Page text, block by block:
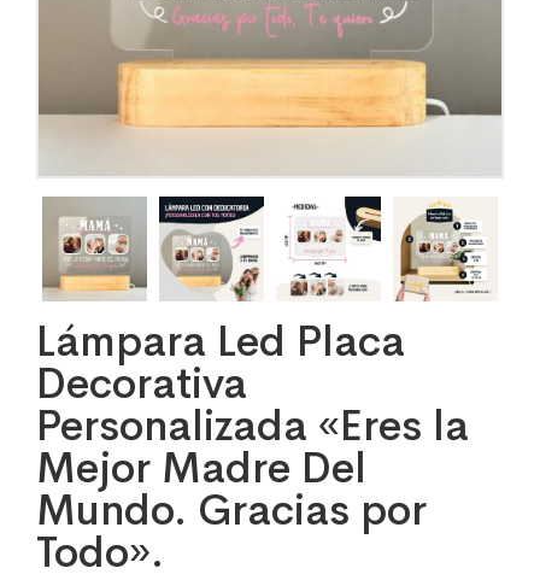
Lámpara Led Placa
Decorativa
Personalizada «Eres la
Mejor Madre Del
Mundo. Gracias por
Todo».